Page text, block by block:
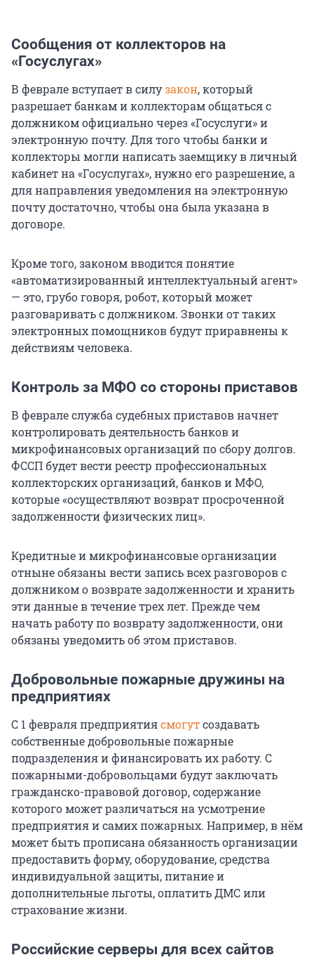
Сообщения от коллекторов на
«Госуслугах»
В феврале вступает в силузакон, который
разрешает банкам и коллекторам общаться с
должником официально через «Госуслуги» и
электронную почту. Для того чтобы банки и
коллекторы могли написать заемщику в личный
кабинет на «Госуслугах», нужно его разрешение, а
для направления уведомления на электронную
почту достаточно, чтобы она была указана в
договоре.
Кроме того, законом вводится понятие
«автоматизированный интеллектуальный агент»
— это, грубо говоря, робот, который может
разговаривать с должником. Звонки от таких
электронных помощников будут приравнены к
действиям человека.
Контроль за МФО со стороны приставов
В феврале служба судебных приставов начнет
контролировать деятельность банков и
микрофинансовых организаций по сбору долгов.
ФССП будет вести реестр профессиональных
коллекторских организаций, банков и МФО,
которые «осуществляют возврат просроченной
задолженности физических лиц».
Кредитные и микрофинансовые организации
отныне обязаны вести запись всех разговоров с
должником о возврате задолженности и хранить
эти данные в течение трех лет. Прежде чем
начать работу по возврату задолженности, они
обязаны уведомить об этом приставов.
Добровольные пожарные дружины на
предприятиях
С 1 февраля предприятиясмогутсоздавать
собственные добровольные пожарные
подразделения и финансировать их работу. С
пожарными-добровольцами будут заключать
гражданско-правовой договор, содержание
которого может различаться на усмотрение
предприятия и самих пожарных. Например, в нём
может быть прописана обязанность организации
предоставить форму, оборудование, средства
индивидуальной защиты, питание и
дополнительные льготы, оплатить ДМС или
страхование жизни.
Российские серверы для всех сайтов